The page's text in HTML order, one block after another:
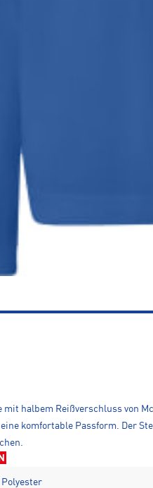
mit halbem Reißverschluss von
komfortable Passform. Der
Polyester